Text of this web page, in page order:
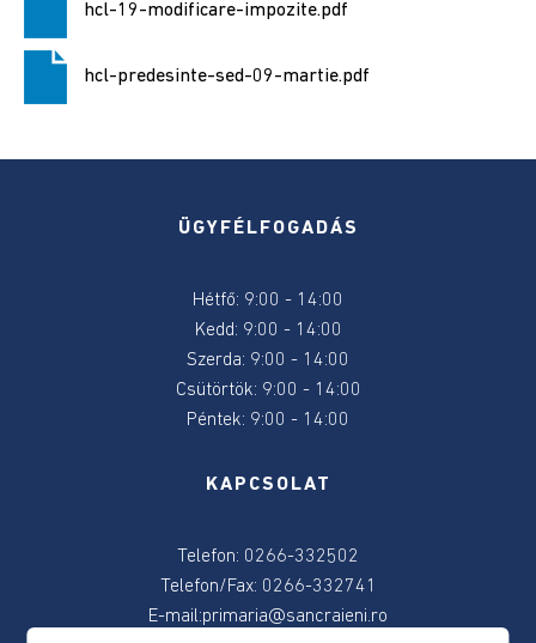
Közérdekű
információk
hírdetések
hcl-19-modificare-impozite.pdf
hcl-predesinte-sed-09-martie.pdf
ÜGYFÉLFOGADÁS
Hétfő: 9:00 - 14:00
Kedd: 9:00 - 14:00
Szerda: 9:00 - 14:00
Csütörtök: 9:00 - 14:00
Péntek: 9:00 - 14:00
KAPCSOLAT
Telefon: 0266-332502
Telefon/Fax: 0266-332741
E-mail:primaria@sancraieni.ro